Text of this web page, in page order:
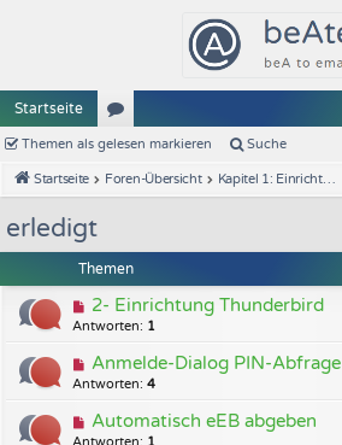
Startseite
or
en
Themen als gelesen markieren Suche
Startseite Foren-Übersicht Kapitel 1: Einrichtung
erledigt
Themen
2- Einrichtung Thunderbird
Antworten: 1
Anmelde-Dialog PIN-Abfrage
Antworten: 4
Automatisch eEB abgeben
Antworten: 1